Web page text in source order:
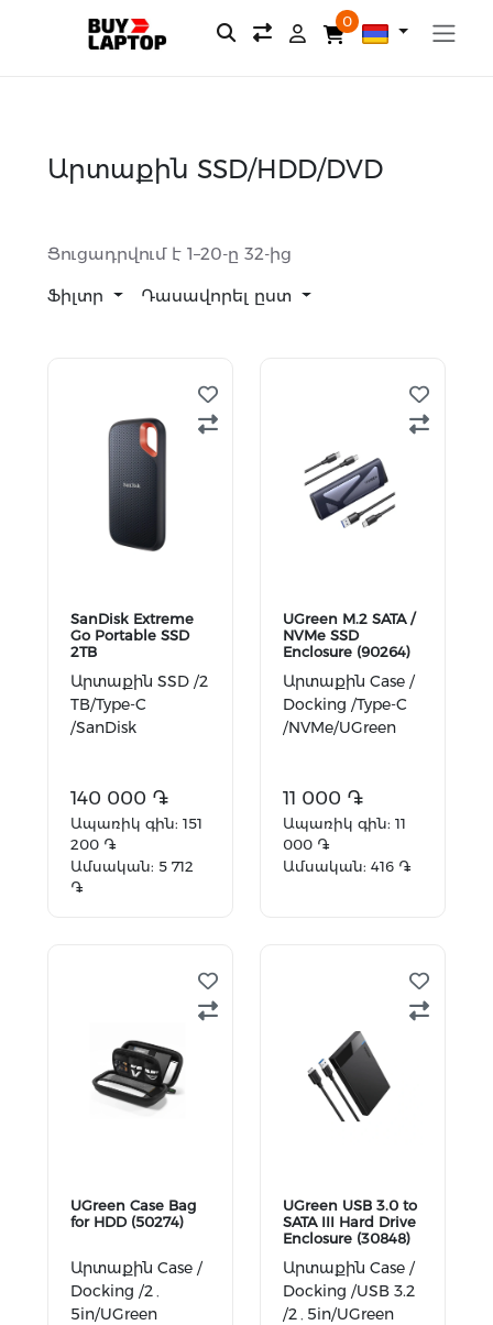
0
Արտաքին SSD/HDD/DVD
Ֆիլտր Դասավորել ըստ
Ցուցադրվում է 1–20-ը 32-ից
SanDisk Extreme
Go Portable SSD
2TB
Արտաքին SSD /2
TB/Type-C
/SanDisk
140 000 ֏
Ապառիկ գին: 151
200 ֏
Ամսական: 5 712
֏
UGreen M.2 SATA /
NVMe SSD
Enclosure (90264)
Արտաքին Case /
Docking /Type-C
/NVMe/UGreen
11 000 ֏
Ապառիկ գին: 11
000 ֏
Ամսական: 416 ֏
UGreen Case Bag
for HDD (50274)
Արտաքին Case /
Docking /2․
5in/UGreen
UGreen USB 3.0 to
SATA III Hard Drive
Enclosure (30848)
Արտաքին Case /
Docking /USB 3.2
/2․5in/UGreen